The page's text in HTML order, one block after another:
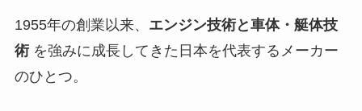
1955年の創業以来、 エンジン技術と車体・艇体技
術を強みに成長してきた日本を代表するメーカー
のひとつ。